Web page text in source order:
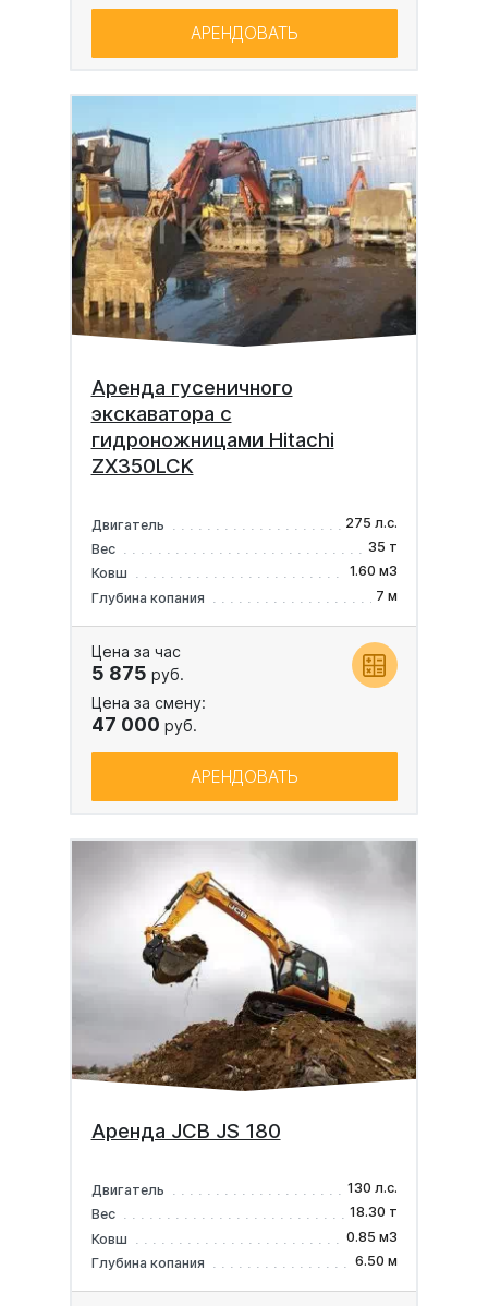
АРЕНДОВАТЬ
Аренда гусеничного
экскаватора с
гидроножницами Hitachi
ZX350LCK
Двигатель
275 л.с.
Вес
35 т
Ковш
1.60 м3
Глубина копания
7 м
Цена за час
5 875 руб.
Цена за смену:
47 000 руб.
АРЕНДОВАТЬ
Аренда JCB JS 180
Двигатель
130 л.с.
Вес
18.30 т
Ковш
0.85 м3
Глубина копания
6.50 м